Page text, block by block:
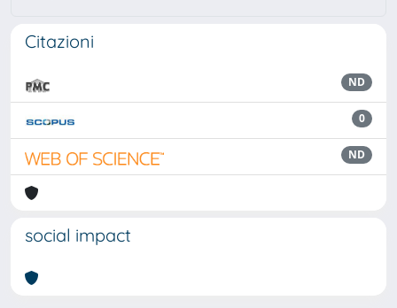
Citazioni
ND
0
ND
social impact